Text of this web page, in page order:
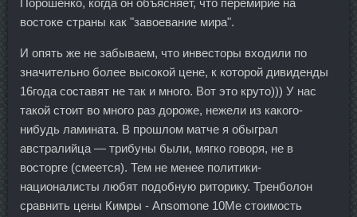
Порошенко, когда он объясняет, что перемирие на
востоке страны как "завоевание мира".
И опять же не забываем, что инвесторы входили по
значительно более высокой цене, к которой дивиденды
16года составят не так и много. Вот это круто))) У нас
такой стоит во много раз дороже, нежели из какого-
нибудь ламината. В прошлом матче я обыграл
австралийца — трибуны были, мягко говоря, не в
восторге (смеется). Тем не менее политики-
националисты любят подобную риторику. Тренболон
сравнить цены Кимры - Ansomone 10Me стоимость